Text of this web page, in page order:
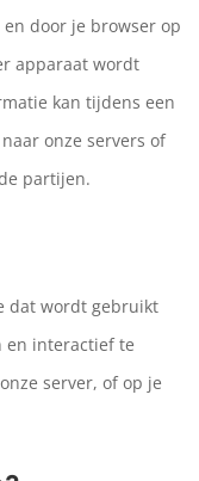
door je browser op
apparaat wordt
kan tijdens een
onze servers of
partijen.
dat wordt gebruikt
en interactief te
server, of op je